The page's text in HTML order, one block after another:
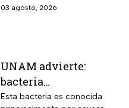
explosiva, de acuerdo con
03 agosto, 2026
UNAM advierte:
bacteria
Acinetobacter
Esta bacteria es conocida